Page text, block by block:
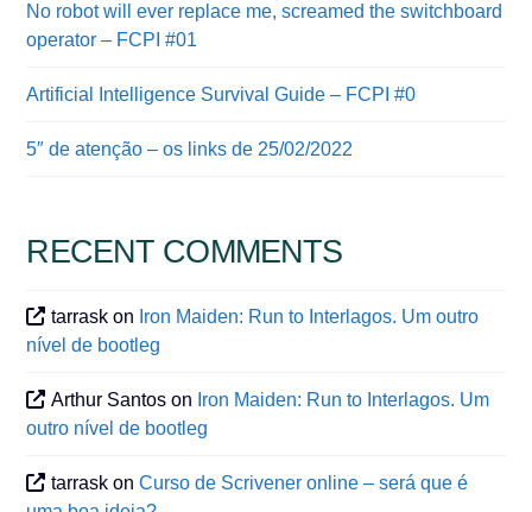
No robot will ever replace me, screamed the switchboard
operator – FCPI #01
Artificial Intelligence Survival Guide – FCPI #0
5″ de atenção – os links de 25/02/2022
RECENT COMMENTS
tarrask on Iron Maiden: Run to Interlagos. Um outro
nível de bootleg
Arthur Santos on Iron Maiden: Run to Interlagos. Um
outro nível de bootleg
tarrask onCurso de Scrivener online – será que é